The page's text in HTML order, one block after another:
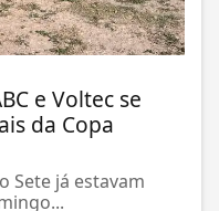
e Voltec se
da Copa
Sete já estavam